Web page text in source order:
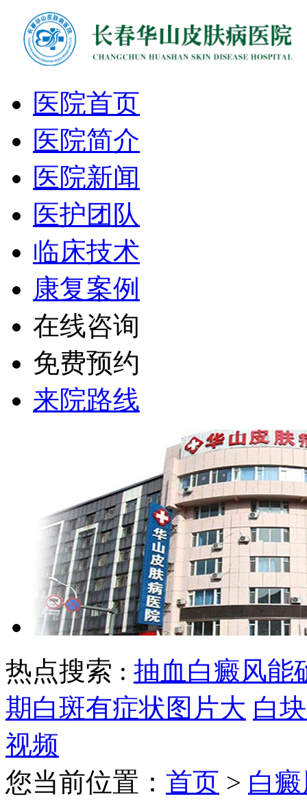
医院首页
医院简介
医院新闻
医护团队
临床技术
康复案例
在线咨询
免费预约
来院路线
热点搜索 : 抽血白癜风能
期白斑有症状图片大 白
视频
您当前位置： 首页 > 白